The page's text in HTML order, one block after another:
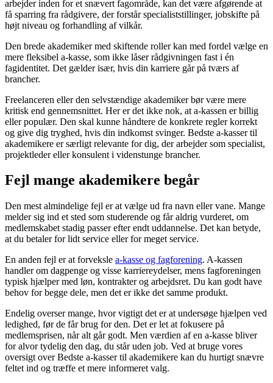
arbejder inden for et snævert fagområde, kan det være afgørende at
få sparring fra rådgivere, der forstår specialiststillinger, jobskifte på
højt niveau og forhandling af vilkår.
Den brede akademiker med skiftende roller kan med fordel vælge en
mere fleksibel a-kasse, som ikke låser rådgivningen fast i én
fagidentitet. Det gælder især, hvis din karriere går på tværs af
brancher.
Freelanceren eller den selvstændige akademiker bør være mere
kritisk end gennemsnittet. Her er det ikke nok, at a-kassen er billig
eller populær. Den skal kunne håndtere de konkrete regler korrekt
og give dig tryghed, hvis din indkomst svinger. Bedste a-kasser til
akademikere er særligt relevante for dig, der arbejder som specialist,
projektleder eller konsulent i videnstunge brancher.
Fejl mange akademikere begår
Den mest almindelige fejl er at vælge ud fra navn eller vane. Mange
melder sig ind et sted som studerende og får aldrig vurderet, om
medlemskabet stadig passer efter endt uddannelse. Det kan betyde,
at du betaler for lidt service eller for meget service.
En anden fejl er at forveksle a-kasse og fagforening. A-kassen
handler om dagpenge og visse karriereydelser, mens fagforeningen
typisk hjælper med løn, kontrakter og arbejdsret. Du kan godt have
behov for begge dele, men det er ikke det samme produkt.
Endelig overser mange, hvor vigtigt det er at undersøge hjælpen ved
ledighed, før de får brug for den. Det er let at fokusere på
medlemsprisen, når alt går godt. Men værdien af en a-kasse bliver
for alvor tydelig den dag, du står uden job. Ved at bruge vores
oversigt over Bedste a-kasser til akademikere kan du hurtigt snævre
feltet ind og træffe et mere informeret valg.